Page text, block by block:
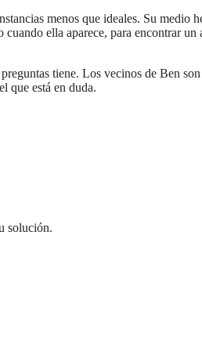
menos que ideales. Su medio
ella aparece, para encontrar
tiene. Los vecinos de Ben
que está en duda.
solución.